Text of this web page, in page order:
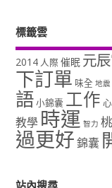
標籤雲
2014人際 催眠 元
下訂單 味全 地震
語小錦囊 工作
教學 時運 智力
過更好錦囊